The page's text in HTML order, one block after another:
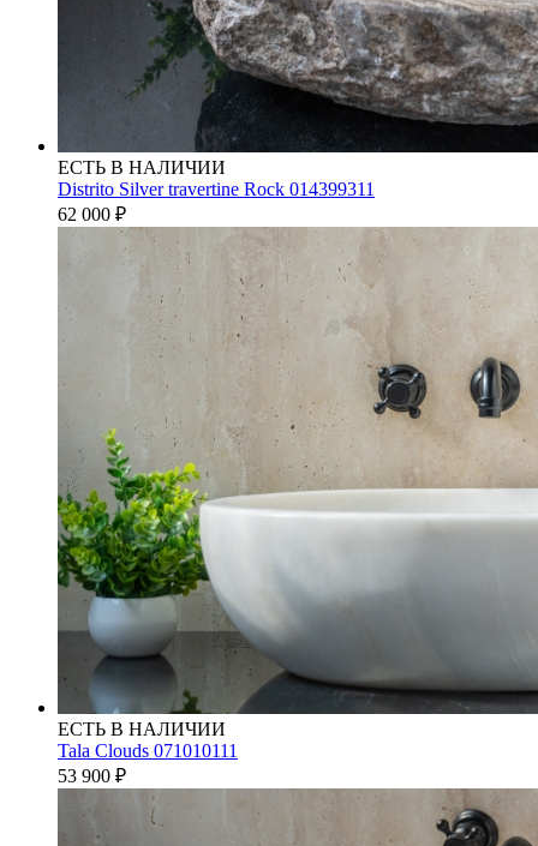
ЕСТЬ В НАЛИЧИИ
Distrito Silver travertine Rock 014399311
62 000 ₽
ЕСТЬ В НАЛИЧИИ
Tala Clouds 071010111
53 900 ₽